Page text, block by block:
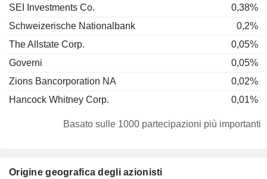
SEI Investments Co.
0,38%
Schweizerische Nationalbank
0,2%
The Allstate Corp.
0,05%
Governi
0,05%
Zions Bancorporation NA
0,02%
Hancock Whitney Corp.
0,01%
Basato sulle 1000 partecipazioni più importanti
Origine geografica degli azionisti